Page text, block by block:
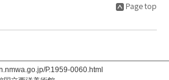
Page top
P.1959-0060.html